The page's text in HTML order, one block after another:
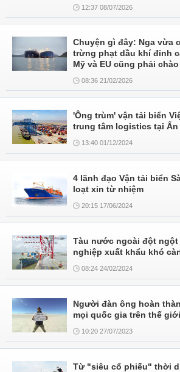
12:37 08/07/2026
Chuyện gì đây: Nga vừa
trừng phạt dầu khí đỉnh
Mỹ và EU cũng phải
08:36 21/02/2026
'Ông trùm' vận tải biển
trung tâm logistics tại Ấn
13:40 01/12/2024
4 lãnh đạo Vận tải biển
loạt xin từ nhiệm
20:15 17/06/2024
Tàu nước ngoài đột
nghiệp xuất khẩu khó
08:24 24/02/2024
Người đàn ông hoàn
mọi quốc gia trên thế
10:20 27/07/2023
Từ "siêu cổ phiếu" thời